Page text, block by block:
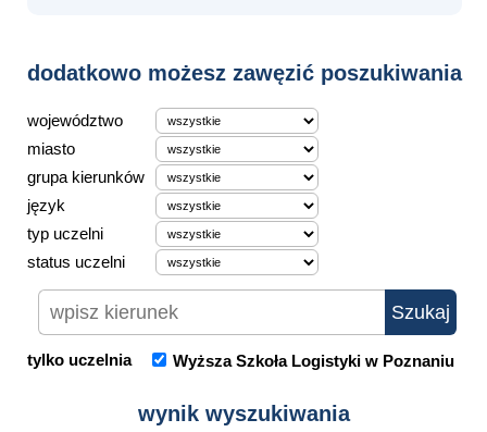
dodatkowo możesz zawęzić poszukiwania
województwo
miasto
grupa kierunków
język
typ uczelni
status uczelni
tylko uczelnia Wyższa Szkoła Logistyki w Poznaniu
wynik wyszukiwania